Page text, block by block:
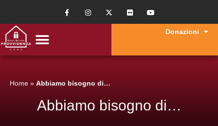
Donazioni
Home » Abbiamo bisogno di…
Abbiamo bisogno di…